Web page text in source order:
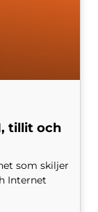
tillit och
som skiljer
Internet